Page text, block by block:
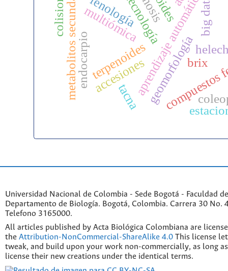
aprendizaje automáticobig data
multiómica
terpenoides
metabolitos secundarios fenología
geomorfología
accesiones brix
endocarpio
tacna
colisiones
Universidad Nacional de Colombia - Sede Bogotá - Faculdad
Departamento de Biología. Bogotá, Colombia. Carrera 30 No.
Telefono 3165000.
All articles published by Acta Biológica Colombiana are
the Attribution-NonCommercial-ShareAlike 4.0 This license
tweak, and build upon your work non-commercially, as long
license their new creations under the identical terms.